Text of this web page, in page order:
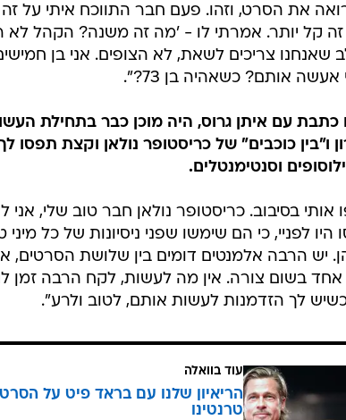
את הסרט, וזהו. פעם חבר התווכח איתי על
זה קל יותר. אמרתי לו - 'מה זה משנה? הקהל
שאנחנו צריכים לשאת, לא הצופים. אני בן
אותם? כשאהיה בן 73?".
כתבת עם איתן גרוס, היה מוכן כבר בתחילת
ו"בין כוכבים" של כריסטופר נולאן וקצת
וסנטימנטלים.
אותי בסיבוב. כריסטופר נולאן חבר טוב שלי,
היו לפניי, כי הם שימשו שפני ניסיונות של כל
יש הרבה אלמנטים דומים בין שלושת הסרטים,
בשום צורה. אין מה לעשות, לקח הרבה זמן
לך הזדמנות לעשות אותם, לטוב ולרע".
עוד בוואלה
הריאיון שלנו עם בראד פיט על
טרנטינו